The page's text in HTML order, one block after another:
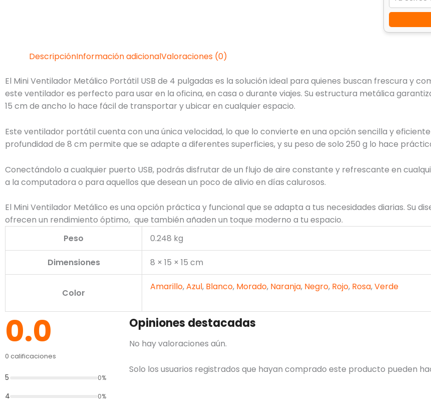
DescripciónInformación adicionalValoraciones (0)
El Mini Ventilador Metálico Portátil USB de 4 pulgadas es la solución ideal para quienes buscan frescura y
este ventilador es perfecto para usar en la oficina, en casa o durante viajes. Su estructura metálica
15 cm de ancho lo hace fácil de transportar y ubicar en cualquier espacio.
Este ventilador portátil cuenta con una única velocidad, lo que lo convierte en una opción sencilla y
profundidad de 8 cm permite que se adapte a diferentes superficies, y su peso de solo 250 g lo hace
Conectándolo a cualquier puerto USB, podrás disfrutar de un flujo de aire constante y refrescante en
a la computadora o para aquellos que desean un poco de alivio en días calurosos.
El Mini Ventilador Metálico es una opción práctica y funcional que se adapta a tus necesidades diarias. Su
ofrecen un rendimiento óptimo, que también añaden un toque moderno a tu espacio.
Peso
0.248 kg
Dimensiones 8 × 15 × 15 cm
Color
Amarillo,Azul, Blanco, Morado, Naranja, Negro, Rojo, Rosa,Verde
0.0
0 calificaciones
5 0%
4 0%
Opiniones destacadas
No hay valoraciones aún.
Solo los usuarios registrados que hayan comprado este producto pueden